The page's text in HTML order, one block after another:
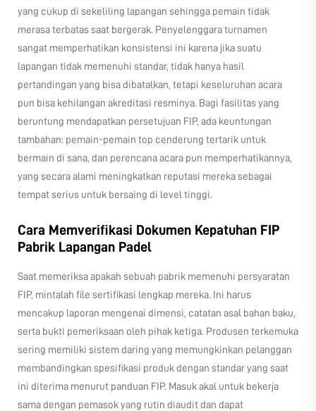
yang cukup di sekeliling lapangan sehingga pemain tidak
merasa terbatas saat bergerak. Penyelenggara turnamen
sangat memperhatikan konsistensi ini karena jika suatu
lapangan tidak memenuhi standar, tidak hanya hasil
pertandingan yang bisa dibatalkan, tetapi keseluruhan acara
pun bisa kehilangan akreditasi resminya. Bagi fasilitas yang
beruntung mendapatkan persetujuan FIP, ada keuntungan
tambahan: pemain-pemain top cenderung tertarik untuk
bermain di sana, dan perencana acara pun memperhatikannya,
yang secara alami meningkatkan reputasi mereka sebagai
tempat serius untuk bersaing di level tinggi.
Cara Memverifikasi Dokumen Kepatuhan FIP
Pabrik Lapangan Padel
Saat memeriksa apakah sebuah pabrik memenuhi persyaratan
FIP, mintalah file sertifikasi lengkap mereka. Ini harus
mencakup laporan mengenai dimensi, catatan asal bahan baku,
serta bukti pemeriksaan oleh pihak ketiga. Produsen terkemuka
sering memiliki sistem daring yang memungkinkan pelanggan
membandingkan spesifikasi produk dengan standar yang saat
ini diterima menurut panduan FIP. Masuk akal untuk bekerja
sama dengan pemasok yang rutin diaudit dan dapat